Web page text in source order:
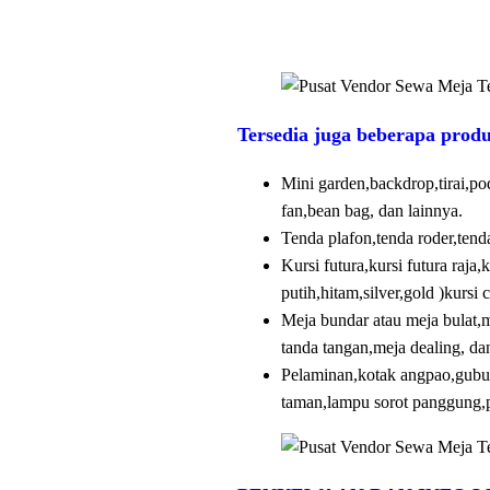
Tersedia juga beberapa
Mini
fan,bean bag, dan lainnya.
Tenda plafon,tenda
Kursi futura,kursi futura
putih,hitam,silver,gold )kursi
Meja bundar atau meja
tanda tangan,meja dealing,
Pelaminan,kotak
taman,lampu sorot